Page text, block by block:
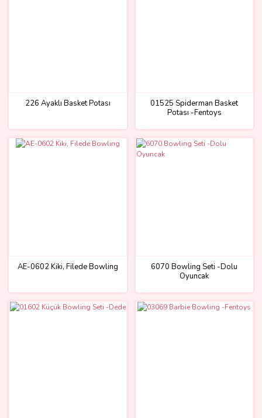
226 Ayaklı Basket Potası
01525 Spiderman Basket
Potası -Fentoys
AE-0602 Kiki, Filede Bowling
6070 Bowling Seti -Dolu
Oyuncak